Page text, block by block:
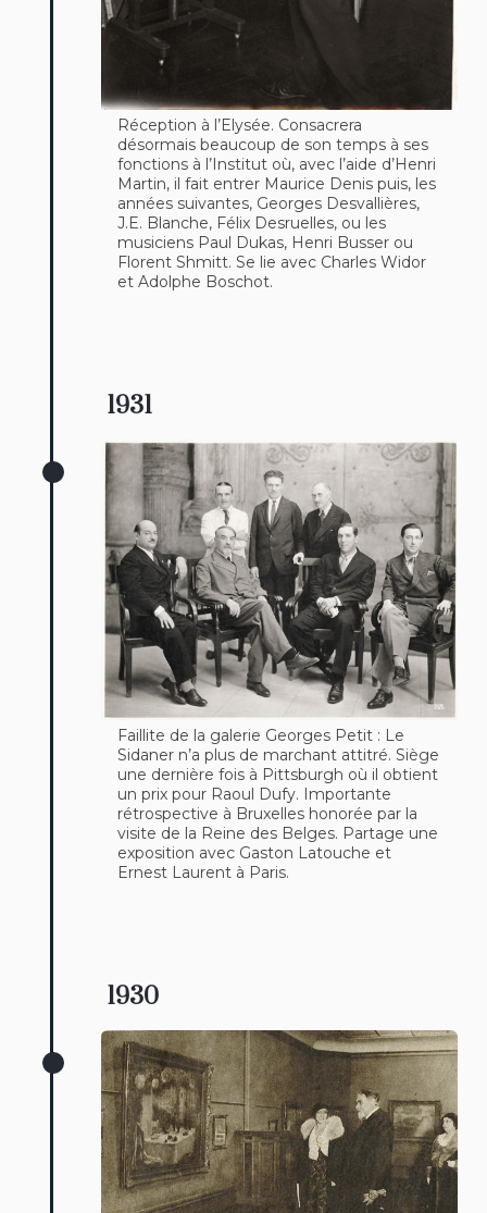
Réception à l’Elysée. Consacrera
désormais beaucoup de son temps à ses
fonctions à l’Institut où, avec l’aide d’Henri
Martin, il fait entrer Maurice Denis puis, les
années suivantes, Georges Desvallières,
J.E. Blanche, Félix Desruelles, ou les
musiciens Paul Dukas, Henri Busser ou
Florent Shmitt. Se lie avec Charles Widor
et Adolphe Boschot.
1931
Faillite de la galerie Georges Petit : Le
Sidaner n’a plus de marchant attitré. Siège
une dernière fois à Pittsburgh où il obtient
un prix pour Raoul Dufy. Importante
rétrospective à Bruxelles honorée par la
visite de la Reine des Belges. Partage une
exposition avec Gaston Latouche et
Ernest Laurent à Paris.
1930